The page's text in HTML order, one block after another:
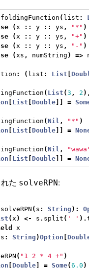
foldingFunction ( list :
(x :: y :: ys , "*" )
(x :: y :: ys , "+" )
(x :: y :: ys , "-" )
(xs , numString ) =>
: ( list : List [
( List (3 , 2 ),
List [Double =
(Nil , "*" )
List [Double =
(Nil ,
List [Double =
た solveRPN:
solveRPN ( s : String ):
(x ) <- s . split ( ' ' ).
x
s : String )Option [
( "1 2 * 4 +" )
[Double = Some(6.0 )